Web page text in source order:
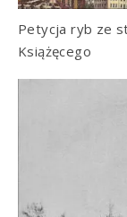
Petycja ryb ze
Książęcego